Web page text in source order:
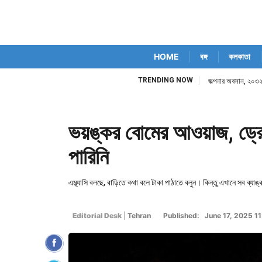
HOME বঙ্গ কলকাতা
TRENDING NOW জল্পনার অবসান, ২০৩২
ভয়ঙ্কর বোমের আওয়াজ,
পারিনি
এম্ব্যাসি বলছে, বাড়িতে কথা বলে টাকা পাঠাতে বলুন। কিন্তু এখানে সব
Editorial Desk Tehran Published: June 17, 2025